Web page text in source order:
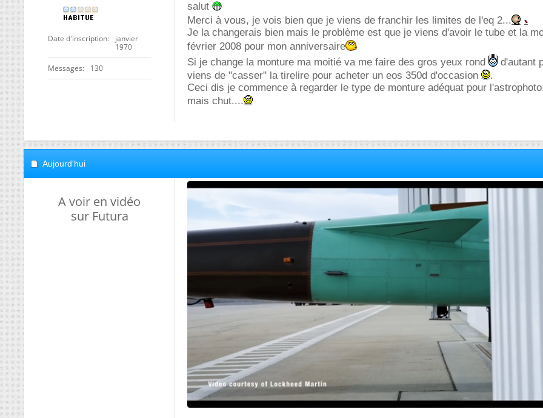
Date d'inscription
janvier
1970
Messages 130
salut
Merci à vous, je vois bien que je viens de franchir les limites de l'eq 2...
Je la changerais bien mais le problème est que je viens d'avoir le tube et la
février 2008 pour mon anniversaire
Si je change la monture ma moitié va me faire des gros yeux rond
d'autant
viens de "casser" la tirelire pour acheter un eos 350d d'occasion
.
Ceci dis je commence à regarder le type de monture adéquat pour
mais chut....
Aujourd'hui
A voir en vidéo
sur Futura